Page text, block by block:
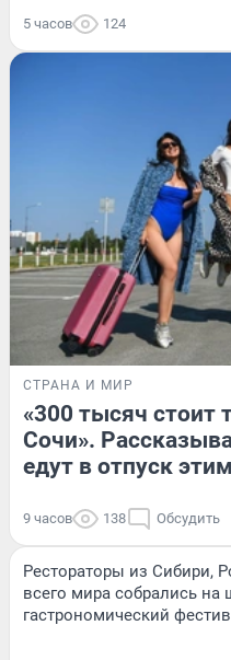
5 часов 124
СТРАНА И МИР
«300 тысяч стоит
Сочи».
едут в отпуск
9 часов 138 Обсудить
Рестораторы из Сибири,
всего мира собрались на
гастрономический